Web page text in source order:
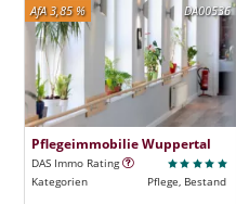
DA00536
AfA 3,85 %
Pflegeimmobilie Wuppertal
DAS Immo Rating
Kategorien
Pflege, Bestand